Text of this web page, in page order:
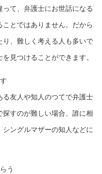
て、弁護士にお世話になる
とではありません。だから
り、難しく考える人も多いで
見つけることができます。
友人や知人のつてで弁護士
すのが難しい場合、誰に相
ングルマザーの知人などに
う